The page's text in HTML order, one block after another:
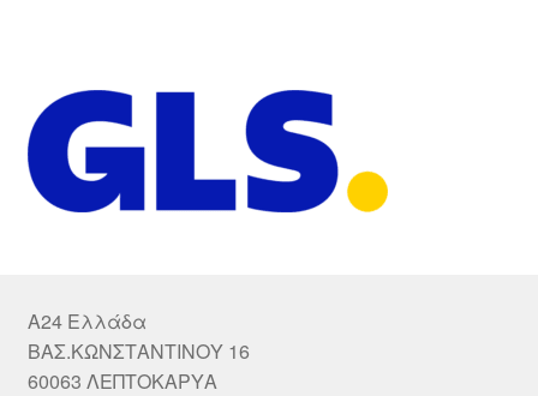
A24 Ελλάδα
ΒΑΣ.ΚΩΝΣΤΑΝΤΙΝΟΥ 16
60063 ΛΕΠΤΟΚΑΡΥΑ